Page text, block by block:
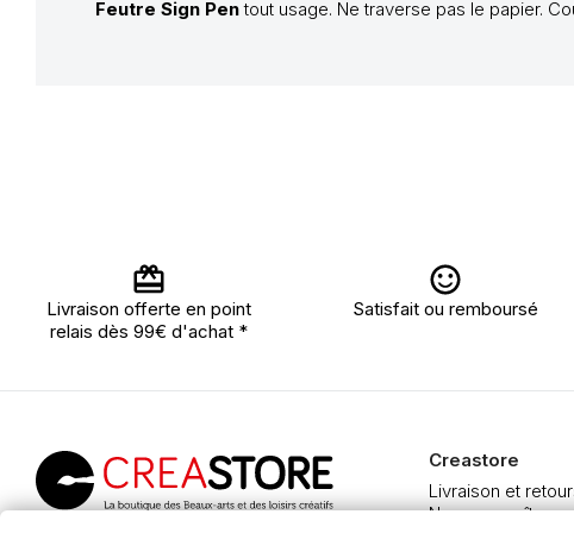
Feutre Sign Pentout usage. Ne traverse pas le papier.
Livraison offerte en point
relais dès 99€ d'achat *
Satisfait ou remboursé
Creastore
Livraison et
Nous connaître